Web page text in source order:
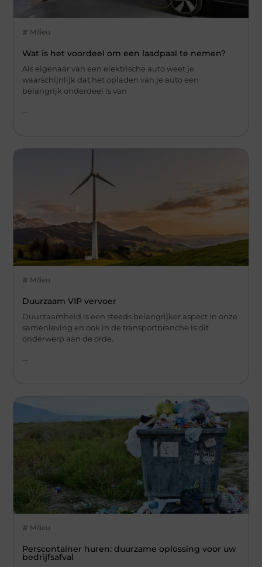
Milieu
Wat is het voordeel om een laadpaal te nemen?
Als eigenaar van een elektrische auto weet je
waarschijnlijk dat het opladen van je auto een
belangrijk onderdeel is van
Milieu
Duurzaam VIP vervoer
Duurzaamheid is een steeds belangrijker aspect in onze
samenleving en ook in de transportbranche is dit
onderwerp aan de orde.
...
Milieu
Perscontainer huren: duurzame oplossing voor uw
bedrijfsafval